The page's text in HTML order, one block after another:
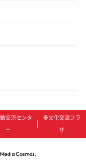
交流センタ
ー
多文化交流プラ
ザ
Cosmos.